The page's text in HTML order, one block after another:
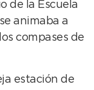
de la Escuela
animaba a
compases de
estación de